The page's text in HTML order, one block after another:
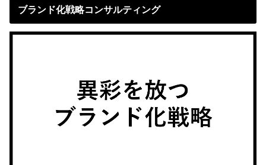
ブランド化戦略コンサルティング